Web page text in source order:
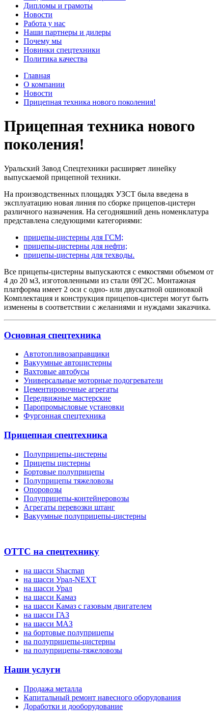
Дипломы и грамоты
Новости
Работа у нас
Наши партнеры и дилеры
Почему мы
Новинки спецтехники
Политика качества
Главная
О компании
Новости
Прицепная техника нового поколения!
Прицепная техника нового
поколения!
Уральский Завод Спецтехники расширяет линейку
выпускаемой прицепной техники.
На производственных площадях УЗСТ была введена в
эксплуатацию новая линия по сборке прицепов-цистерн
различного назначения. На сегодняшний день номенклатура
представлена следующими категориями:
прицепы-цистерны для ГСМ;
прицепы-цистерны для нефти;
прицепы-цистерны для техводы.
Все прицепы-цистерны выпускаются с емкостями объемом от
4 до 20 м3, изготовленными из стали 09Г2С. Монтажная
платформа имеет 2 оси с одно- или двускатной ошиновкой
Комплектация и конструкция прицепов-цистерн могут быть
изменены в соответствии с желаниями и нуждами заказчика.
Основная спецтехника
Автотопливозаправщики
Вакуумные автоцистерны
Вахтовые автобусы
Универсальные моторные подогреватели
Цементировочные агрегаты
Передвижные мастерские
Паропромысловые установки
Фургонная спецтехника
Прицепная спецтехника
Полуприцепы-цистерны
Прицепы цистерны
Бортовые полуприцепы
Полуприцепы тяжеловозы
Опоровозы
Полуприцепы-контейнеровозы
Агрегаты перевозки штанг
Вакуумные полуприцепы-цистерны
ОТТС на спецтехнику
на шасси Shacman
на шасси Урал-NEXT
на шасси Урал
на шасси Камаз
на шасси Камаз с газовым двигателем
на шасси ГАЗ
на шасси МАЗ
на бортовые полуприцепы
на полуприцепы-цистерны
на полуприцепы-тяжеловозы
Наши услуги
Продажа металла
Капитальный ремонт навесного оборудования
Доработки и дооборудование